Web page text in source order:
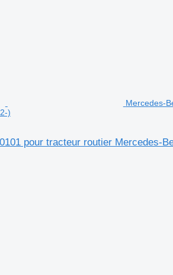
Mercedes-
)
pour tracteur routier Mercedes-